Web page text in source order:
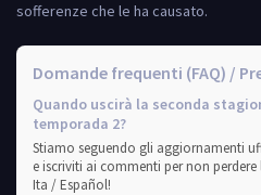
sofferenze che le ha causato.
Domande frequenti (FAQ) /
Quando uscirà la seconda
temporada 2?
Stiamo seguendo gli aggiornamenti
e iscriviti ai commenti per non
Ita / Español!